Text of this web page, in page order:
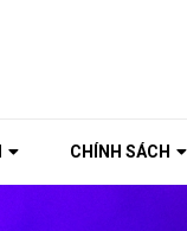
CHÍNH SÁCH